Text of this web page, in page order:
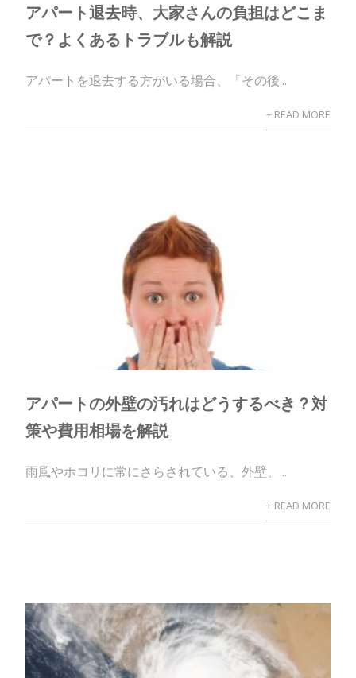
アパート退去時、大家さんの負担はどこま
で？よくあるトラブルも解説
アパートを退去する方がいる場合、「その後...
+ READ MORE
アパートの外壁の汚れはどうするべき？対
策や費用相場を解説
雨風やホコリに常にさらされている、外壁。...
+ READ MORE